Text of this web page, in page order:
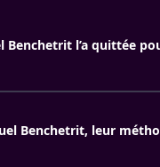
Benchetrit l’a quittée
Benchetrit, leur